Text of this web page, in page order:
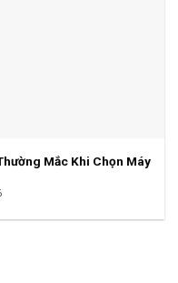
Mắc Khi Chọn Máy